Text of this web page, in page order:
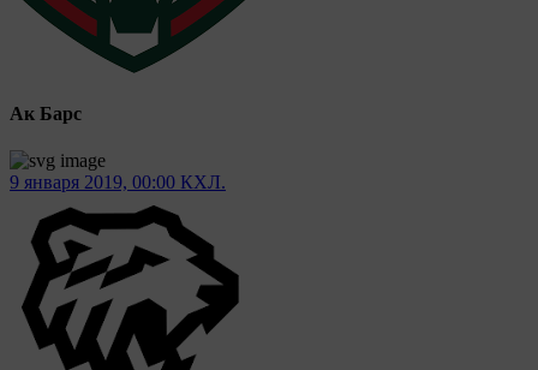
Ак Барс
9 января 2019, 00:00 КХЛ.